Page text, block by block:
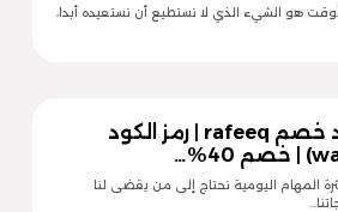
هو الشيء الذي لا نستطيع أن نستعيده أبدا،
كود خصم rafeeq | رمز الكود
المهام اليومية نحتاج إلى من يقضى لنا